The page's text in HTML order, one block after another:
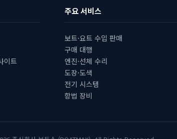
이트
주요 서비스
보트·요트 수입 판매
구매 대행
엔진·선체 수리
도장·도색
전기 시스템
항법 장비